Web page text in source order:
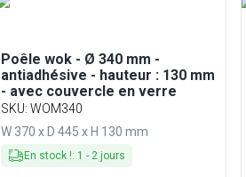
Poêle wok - Ø 340 mm -
antiadhésive - hauteur : 130 mm
- avec couvercle en verre
SKU:WOM340
W 370 x D 445 x H 130 mm
En stock !: 1 - 2 jours